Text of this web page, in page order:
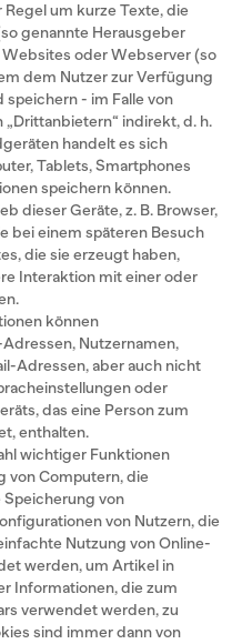
um kurze Texte, die
genannte Herausgeber
oder Webserver (so
dem Nutzer zur Verfügung
- im Falle von
indirekt, d. h.
handelt es sich
Tablets, Smartphones
speichern können.
dieser Geräte, z. B. Browser,
bei einem späteren Besuch
die sie erzeugt haben,
Interaktion mit einer oder
können
Nutzernamen,
Adressen, aber auch nicht
oder
das eine Person zum
enthalten.
wichtiger Funktionen
von Computern, die
von
von Nutzern, die
Nutzung von Online-
werden, um Artikel in
Informationen, die zum
verwendet werden, zu
sind immer dann von